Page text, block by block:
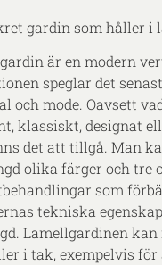
gardin som håller i
är en modern
speglar det
och mode. Oavsett
klassiskt, designat
det att tillgå. Man
olika färger och tre
som
tekniska
Lamellgardinen kan
i tak, exempelvis